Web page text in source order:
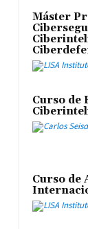
Máster
Curso de
Curso de